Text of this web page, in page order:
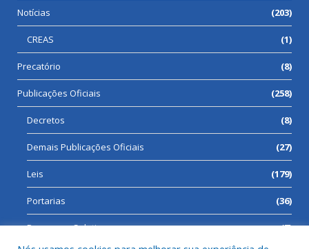
Notícias (203)
CREAS (1)
Precatório (8)
Publicações Oficiais (258)
Decretos (8)
Demais Publicações Oficiais (27)
Leis (179)
Portarias (36)
Processos Seletivos (7)